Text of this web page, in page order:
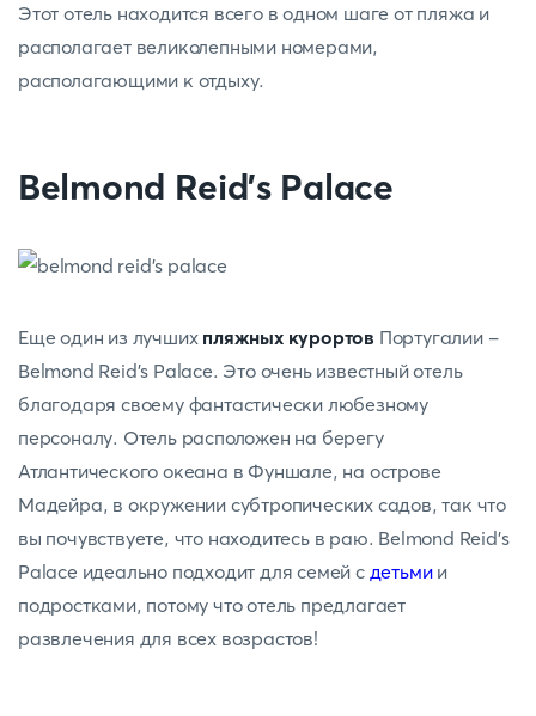
Этот отель находится всего в одном шаге от пляжа и
располагает великолепными номерами,
располагающими к отдыху.
Belmond Reid's Palace
Еще один из лучшихпляжных курортов Португалии -
Belmond Reid's Palace. Это очень известный отель
благодаря своему фантастически любезному
персоналу. Отель расположен на берегу
Атлантического океана в Фуншале, на острове
Мадейра, в окружении субтропических садов, так что
вы почувствуете, что находитесь в раю. Belmond Reid's
Palace идеально подходит для семей с детьмии
подростками, потому что отель предлагает
развлечения для всех возрастов!